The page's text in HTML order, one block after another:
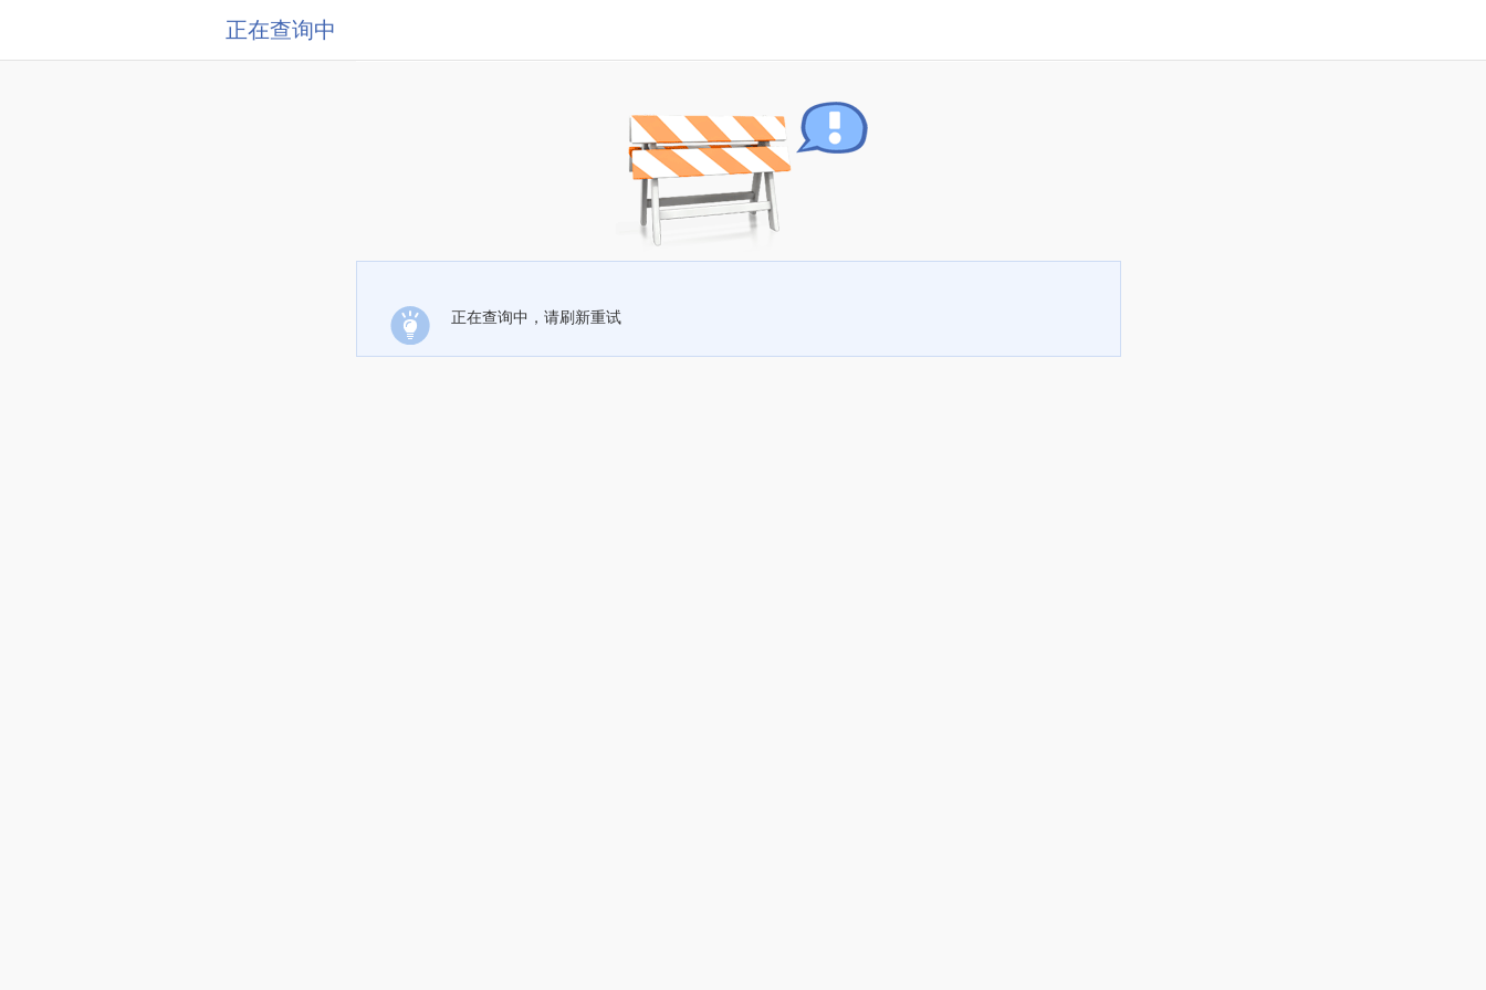
正在查询中
正在查询中，请刷新重试